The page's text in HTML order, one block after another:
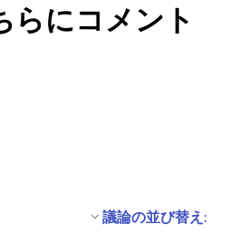
らにコメント
議論の並び替え: